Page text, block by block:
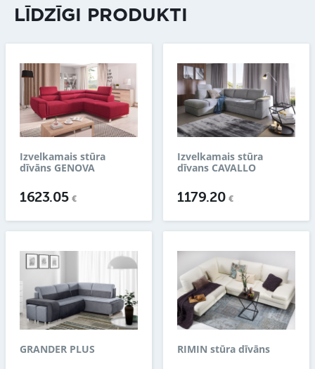
LĪDZĪGI PRODUKTI
Izvelkamais stūra
dīvāns GENOVA
1623.05 €
Izvelkamais stūra
dīvans CAVALLO
1179.20 €
GRANDER PLUS RIMIN stūra dīvāns